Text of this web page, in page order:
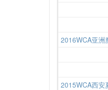
2016WCA亚洲
2015WCA西安